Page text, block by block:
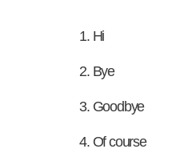
Hi
Bye
Goodbye
Of course